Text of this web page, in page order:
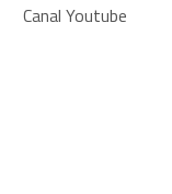
Canal Youtube